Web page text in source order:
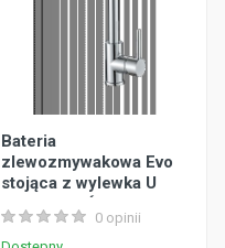
Bateria
zlewozmywakowa Evo
stojąca z wylewka U
chrom MILÓ
0 opinii